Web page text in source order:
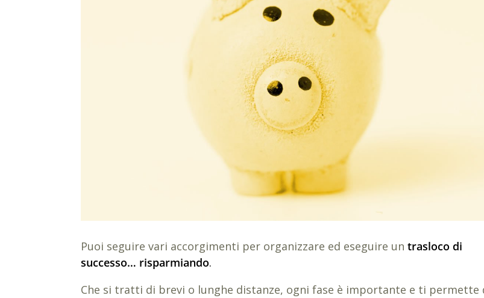
Puoi seguire vari accorgimenti per organizzare ed eseguire untrasloco di
successo… risparmiando.
Che si tratti di brevi o lunghe distanze, ogni fase è importante e ti permette